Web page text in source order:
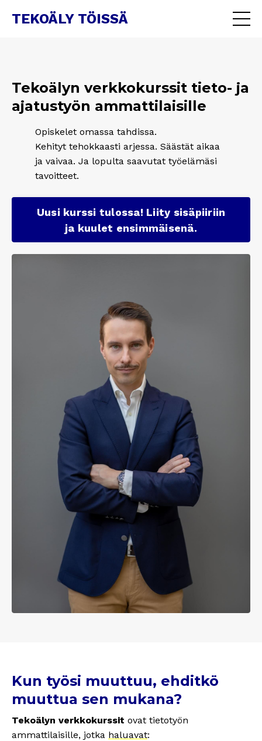
TEKOÄLY TÖISSÄ
Tekoälyn verkkokurssit tieto- ja
ajatustyön ammattilaisille
Opiskelet omassa tahdissa.
Kehityt tehokkaasti arjessa. Säästät aikaa
ja vaivaa. Ja lopulta saavutat työelämäsi
tavoitteet.
Uusi kurssi tulossa! Liity sisäpiiriin
ja kuulet ensimmäisenä.
Kun työsi muuttuu, ehditkö
muuttua sen mukana?
Tekoälyn verkkokurssit ovat tietotyön
ammattilaisille, jotka haluavat: